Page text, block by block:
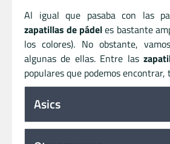
Al igual que pasaba con las
zapatillas de pádeles bastante
los colores). No obstante,
algunas de ellas. Entre las
populares que podemos encontrar,
Asics